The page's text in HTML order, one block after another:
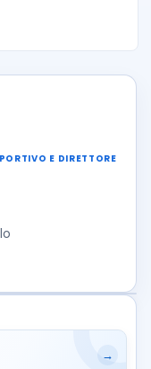
E DIRETTORE
→